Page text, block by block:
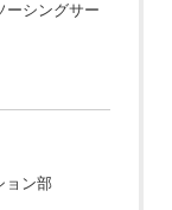
ーシングサー
ョン部